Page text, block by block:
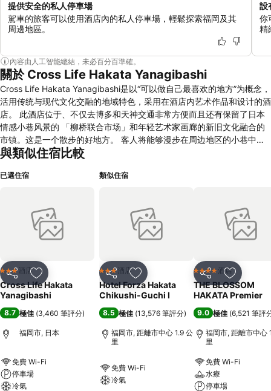
提供安全的私人停車場
駕車的旅客可以使用酒店內的私人停車場，輕鬆探索福岡及其
周邊地區。
設
你
精
內容由人工智能總結，未必百分百準確。
關於 Cross Life Hakata Yanagibashi
Cross Life Hakata Yanagibashi是以“可以做自己最喜欢的地方”为概念，
活用传统与现代文化交融的地域特色，采用在酒店内艺术作品和设计的酒
店。 此酒店位于、不仅去博多和天神交通非常方便而且还有保留了日本
情感小巷风景的 「柳桥联合市场」和年轻艺术家画廊的新旧文化融合的
市镇。这是一个散步的好地方。 客人将能够漫步在周边地区的小巷中，
探索福冈的魅力，同时在酒店提出具有当地艺术 全新住宿体验。 福冈传
工作中投入的 想法都体现在原始设计中，您可以享受不同的艺术。 温暖
餐，一边感受 从两扇窗户射出的晨光。 早晨，酒店供应以日本料理为中
心的自助式早餐。 我们的菜单充满了福冈风味， 例如博多著名的牛蒡十
乌冬面和飞鱼汤茶泡饭。 方便前往天神和博多地区，请在现代时尚的
與類似住宿比較
已選住宿
分享 放到收藏夾
3 星級酒店
Cross Life Hakata
Yanagibashi
8.7 極佳 (3,460 筆評分)
福岡市, 日本
免費 Wi-Fi
停車場
冷氣
類似住宿
分享 放到收藏夾
3 星級酒店
Hotel Forza Hakata
Chikushi-Guchi Ⅰ
8.5 極佳 (13,576 筆評分)
福岡市, 距離市中心 1.9 公
里
免費 Wi-Fi
冷氣
分享 放到收藏
4 星級 酒店
THE BLOSSOM
HAKATA Premier
9.0 極佳 (6,521 筆評
福岡市, 距離市中心
里
免費 Wi-Fi
水療
停車場